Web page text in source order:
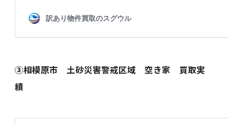
③相模原市 土砂災害警戒区域 空き家 買取実
績